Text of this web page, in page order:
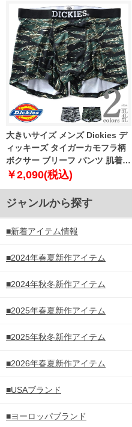
大きいサイズ メンズ Dickies デ
ィッキーズ タイガーカモフラ柄
ボクサー ブリーフ パンツ 肌着
下着 80533100
￥2,090(税込)
ジャンルから探す
■新着アイテム情報
■2024年春夏新作アイテム
■2024年秋冬新作アイテム
■2025年春夏新作アイテム
■2025年秋冬新作アイテム
■2026年春夏新作アイテム
■USAブランド
■ヨーロッパブランド